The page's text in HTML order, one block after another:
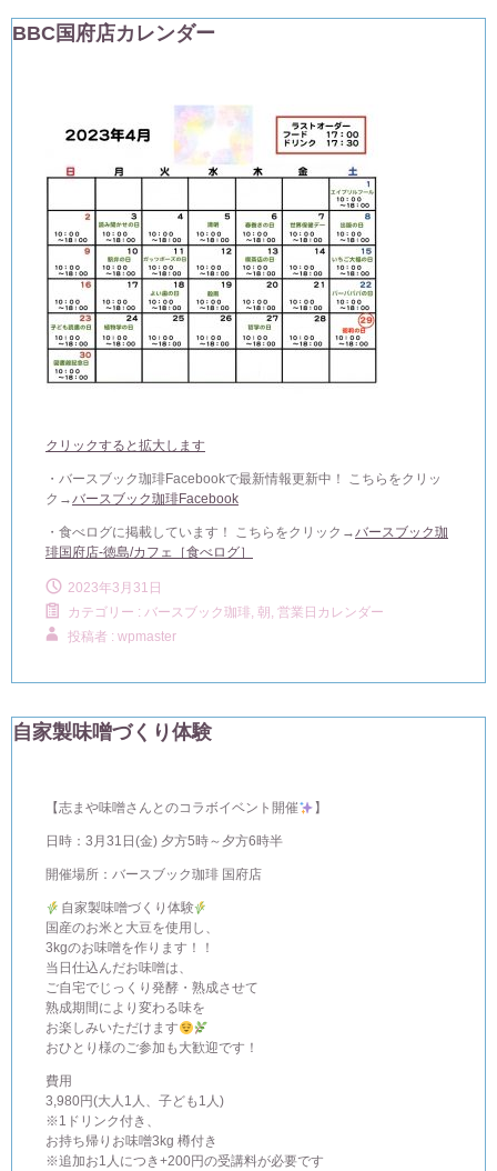
BBC国府店カレンダー
クリックすると拡大します
・バースブック珈琲Facebookで最新情報更新中！ こちらをクリッ
ク→バースブック珈琲Facebook
・食べログに掲載しています！ こちらをクリック→バースブック珈
琲国府店-徳島/カフェ［食べログ］
2023年3月31日
カテゴリー : バースブック珈琲, 朝, 営業日カレンダー
投稿者 : wpmaster
自家製味噌づくり体験
【志まや味噌さんとのコラボイベント開催 】
日時：3月31日(金) 夕方5時～夕方6時半
開催場所：バースブック珈琲 国府店
自家製味噌づくり体験
国産のお米と大豆を使用し、
3kgのお味噌を作ります！！
当日仕込んだお味噌は、
ご自宅でじっくり発酵・熟成させて
熟成期間により変わる味を
お楽しみいただけます
おひとり様のご参加も大歓迎です！
費用
3,980円(大人1人、子ども1人)
※1ドリンク付き、
お持ち帰りお味噌3kg 樽付き
※追加お1人につき+200円の受講料が必要です